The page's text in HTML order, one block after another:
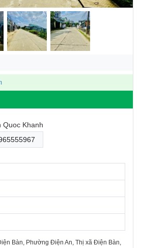
Quoc Khanh
Bàn, Phường Điện An, Thị xã Điện Bàn,